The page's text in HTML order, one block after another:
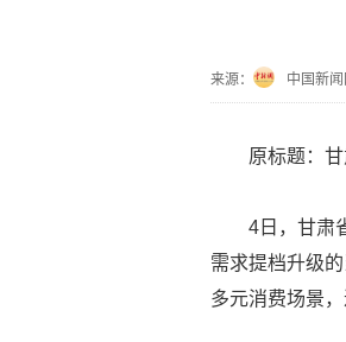
来源： 中国新闻
原标题：
4日，甘肃
需求提档升级
多元消费场景